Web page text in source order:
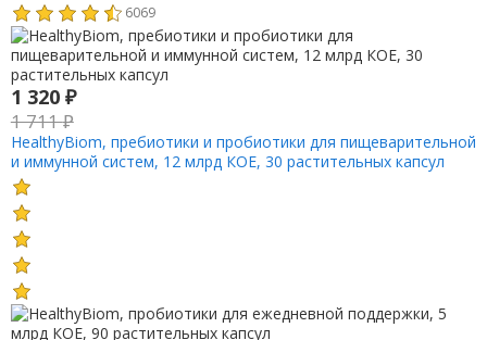
6069
1 320 ₽
1 711₽
HealthyBiom, пребиотики и пробиотики для пищеварительной
и иммунной систем, 12 млрд КОЕ, 30 растительных капсул